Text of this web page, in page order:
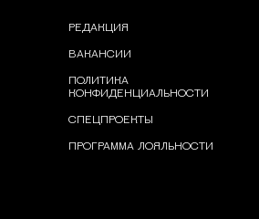
РЕДАКЦИЯ
ВАКАНСИИ
ПОЛИТИКА
КОНФИДЕНЦИАЛЬНОСТИ
СПЕЦПРОЕКТЫ
ПРОГРАММА ЛОЯЛЬНОСТИ